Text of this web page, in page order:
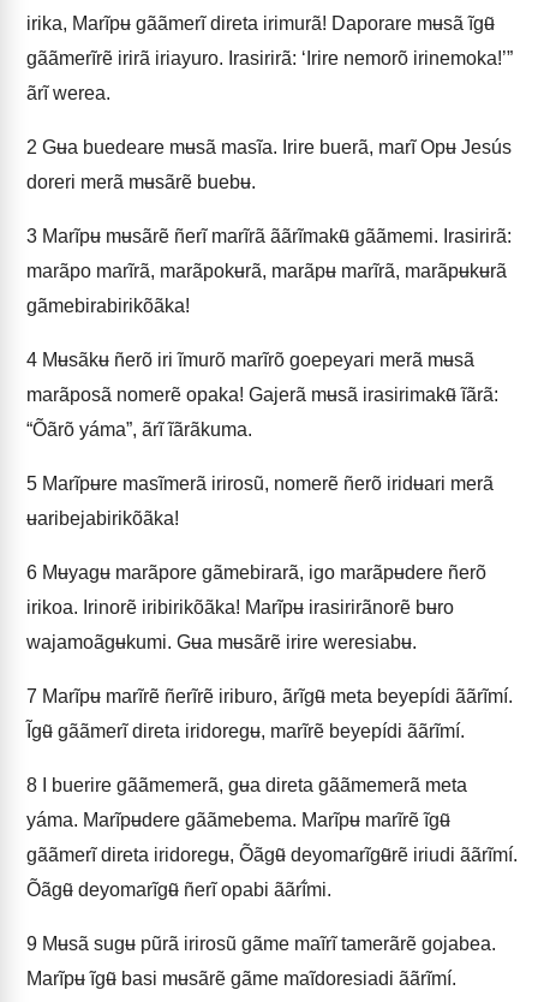
irika, Marĩpʉ gããmerĩ direta irimurã! Daporare mʉsã ĩgʉ̃
gããmerĩrẽ irirã iriayuro. Irasirirã: ‘Irire nemorõ irinemoka!’”
ãrĩ werea.
2 Gʉa buedeare mʉsã masĩa. Irire buerã, marĩ Opʉ Jesús
doreri merã mʉsãrẽ buebʉ.
3 Marĩpʉ mʉsãrẽ ñerĩ marĩrã ããrĩmakʉ̃ gããmemi. Irasirirã:
marãpo marĩrã, marãpokʉrã, marãpʉ marĩrã, marãpʉkʉrã
gãmebirabirikõãka!
4 Mʉsãkʉ ñerõ iri ĩmurõ marĩrõ goepeyari merã mʉsã
marãposã nomerẽ opaka! Gajerã mʉsã irasirimakʉ̃ ĩãrã:
“Õãrõ yáma”, ãrĩ ĩãrãkuma.
5 Marĩpʉre masĩmerã irirosũ, nomerẽ ñerõ iridʉari merã
ʉaribejabirikõãka!
6 Mʉyagʉ marãpore gãmebirarã, igo marãpʉdere ñerõ
irikoa. Irinorẽ iribirikõãka! Marĩpʉ irasirirãnorẽ bʉro
wajamoãgʉkumi. Gʉa mʉsãrẽ irire weresiabʉ.
7 Marĩpʉ marĩrẽ ñerĩrẽ iriburo, ãrĩgʉ̃ meta beyepídi ããrĩmí.
Ĩgʉ̃ gããmerĩ direta iridoregʉ, marĩrẽ beyepídi ããrĩmí.
8 I buerire gããmemerã, gʉa direta gããmemerã meta
yáma. Marĩpʉdere gããmebema. Marĩpʉ marĩrẽ ĩgʉ̃
gããmerĩ direta iridoregʉ, Õãgʉ̃ deyomarĩgʉ̃rẽ iriudi ããrĩmí.
Õãgʉ̃ deyomarĩgʉ̃ ñerĩ opabi ããrĩ́mi.
9 Mʉsã sugʉ pũrã irirosũ gãme maĩrĩ tamerãrẽ gojabea.
Marĩpʉ ĩgʉ̃ basi mʉsãrẽ gãme maĩdoresiadi ããrĩmí.